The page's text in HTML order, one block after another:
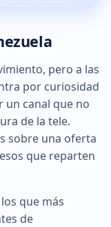
pero a las
por curiosidad
canal que no
de la tele.
sobre una oferta
que reparten
que más
de